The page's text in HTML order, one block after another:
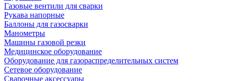
Газовые вентили для сварки
Рукава напорные
Баллоны для газосварки
Манометры
Машины газовой резки
Медицинское оборудование
Оборудование для газораспределительных систем
Сетевое оборудование
Сварочные аксессуары